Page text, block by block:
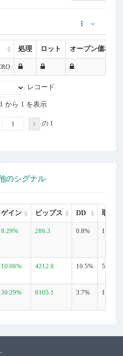
処理 ロット オープン価格
レコード
から 1 を表示
の 1
のシグナル
ゲイン ピップス DD 取引数
8.29% 286.3 0.8% 178
10.06% 4212.8 10.5% 54
30.29% 8105.1 3.7% 1491